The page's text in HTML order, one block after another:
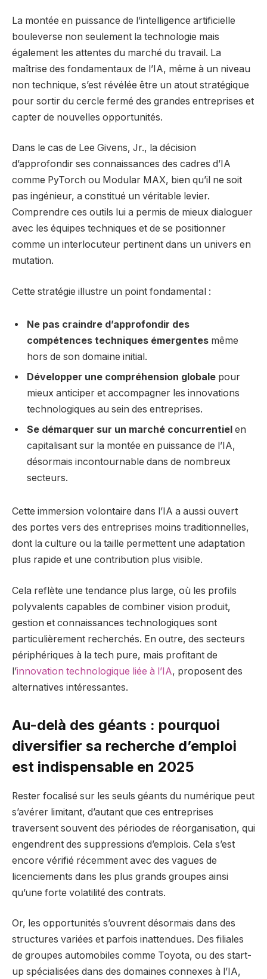
La montée en puissance de l’intelligence artificielle
bouleverse non seulement la technologie mais
également les attentes du marché du travail. La
maîtrise des fondamentaux de l’IA, même à un niveau
non technique, s’est révélée être un atout stratégique
pour sortir du cercle fermé des grandes entreprises et
capter de nouvelles opportunités.
Dans le cas de Lee Givens, Jr., la décision
d’approfondir ses connaissances des cadres d’IA
comme PyTorch ou Modular MAX, bien qu’il ne soit
pas ingénieur, a constitué un véritable levier.
Comprendre ces outils lui a permis de mieux dialoguer
avec les équipes techniques et de se positionner
comme un interlocuteur pertinent dans un univers en
mutation.
Cette stratégie illustre un point fondamental :
Ne pas craindre d’approfondir des
compétences techniques émergentes même
hors de son domaine initial.
Développer une compréhension globale pour
mieux anticiper et accompagner les innovations
technologiques au sein des entreprises.
Se démarquer sur un marché concurrentiel en
capitalisant sur la montée en puissance de l’IA,
désormais incontournable dans de nombreux
secteurs.
Cette immersion volontaire dans l’IA a aussi ouvert
des portes vers des entreprises moins traditionnelles,
dont la culture ou la taille permettent une adaptation
plus rapide et une contribution plus visible.
Cela reflète une tendance plus large, où les profils
polyvalents capables de combiner vision produit,
gestion et connaissances technologiques sont
particulièrement recherchés. En outre, des secteurs
périphériques à la tech pure, mais profitant de
l’innovation technologique liée à l’IA, proposent des
alternatives intéressantes.
Au-delà des géants : pourquoi
diversifier sa recherche d’emploi
est indispensable en 2025
Rester focalisé sur les seuls géants du numérique peut
s’avérer limitant, d’autant que ces entreprises
traversent souvent des périodes de réorganisation, qui
engendrent des suppressions d’emplois. Cela s’est
encore vérifié récemment avec des vagues de
licenciements dans les plus grands groupes ainsi
qu’une forte volatilité des contrats.
Or, les opportunités s’ouvrent désormais dans des
structures variées et parfois inattendues. Des filiales
de groupes automobiles comme Toyota, ou des start-
up spécialisées dans des domaines connexes à l’IA,